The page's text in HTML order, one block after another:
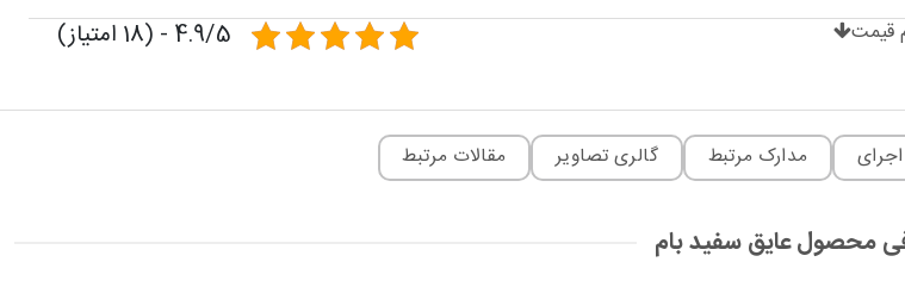
قیمت 4.9/5 - (18 امتیاز)
مدارک مرتبط گالری تصاویر مقالات مرتبط
محصول عایق سفید بام